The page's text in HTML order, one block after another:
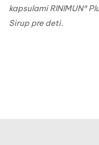
kapsulami RINIMUN®
Sirup pre deti.